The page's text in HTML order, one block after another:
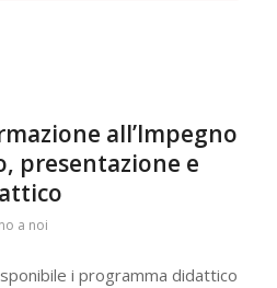
all’Impegno
presentazione e
a noi
i programma didattico